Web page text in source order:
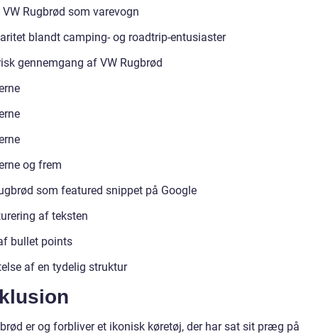
Rugbrød som varevogn
blandt camping- og roadtrip-entusiaster
gennemgang af VW Rugbrød
og frem
som featured snippet på Google
af teksten
bullet points
af en tydelig struktur
er og forbliver et ikonisk køretøj, der har sat sit præg på